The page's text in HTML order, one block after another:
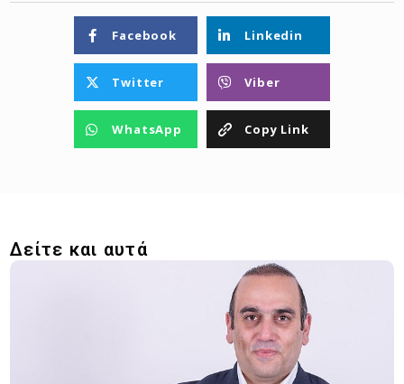
Facebook Linkedin
Twitter Viber
WhatsApp Copy Link
Δείτε και αυτά